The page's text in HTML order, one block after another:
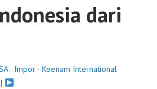
dari
· Impor · Keenam International